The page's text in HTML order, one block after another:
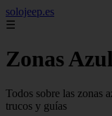
solojeep.es
☰
Zonas
Todos sobre las zonas
trucos y guías